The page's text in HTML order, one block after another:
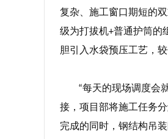
复杂、施工窗口期短的
级为打拔机+普通护筒的
胆引入水袋预压工艺，
“每天的现场调度会
接，项目部将施工任务
完成的同时，钢结构吊